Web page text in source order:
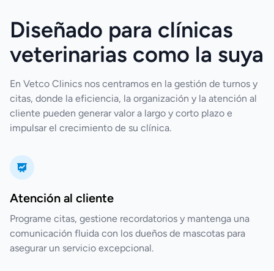
Diseñado para clínicas
veterinarias como la suya
En Vetco Clinics nos centramos en la gestión de turnos y
citas, donde la eficiencia, la organización y la atención al
cliente pueden generar valor a largo y corto plazo e
impulsar el crecimiento de su clínica.
Atención al cliente
Programe citas, gestione recordatorios y mantenga una
comunicación fluida con los dueños de mascotas para
asegurar un servicio excepcional.